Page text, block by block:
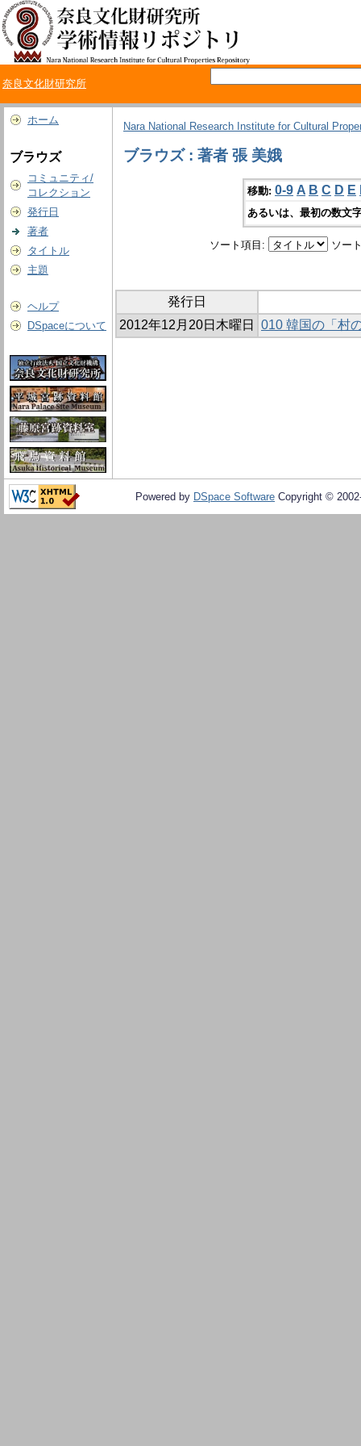
奈良文化財研究所
ホーム
ブラウズ
コミュニティ/
コレクション
発行日
著者
タイトル
主題
ヘルプ
DSpaceについて
Nara National Research Institute for Cultural
ブラウズ : 著者 張 美娥
移動: 0-9 A B C D E
あるいは、最初の数文
ソート項目: ソー
発行日
2012年12月20日木曜日
010 韓国の「村
Powered by DSpace Software Copyright ©